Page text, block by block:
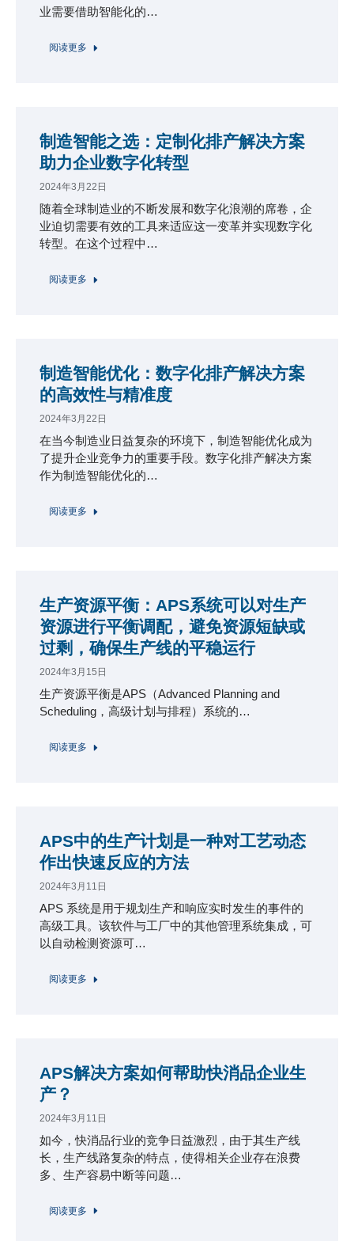
业需要借助智能化的…
阅读更多
制造智能之选：定制化排产解决方案
助力企业数字化转型
2024年3月22日
随着全球制造业的不断发展和数字化浪潮的席卷，企
业迫切需要有效的工具来适应这一变革并实现数字化
转型。在这个过程中…
阅读更多
制造智能优化：数字化排产解决方案
的高效性与精准度
2024年3月22日
在当今制造业日益复杂的环境下，制造智能优化成为
了提升企业竞争力的重要手段。数字化排产解决方案
作为制造智能优化的…
阅读更多
生产资源平衡：APS系统可以对生产
资源进行平衡调配，避免资源短缺或
过剩，确保生产线的平稳运行
2024年3月15日
生产资源平衡是APS（Advanced Planning and
Scheduling，高级计划与排程）系统的…
阅读更多
APS中的生产计划是一种对工艺动态
作出快速反应的方法
2024年3月11日
APS 系统是用于规划生产和响应实时发生的事件的
高级工具。该软件与工厂中的其他管理系统集成，可
以自动检测资源可…
阅读更多
APS解决方案如何帮助快消品企业生
产？
2024年3月11日
如今，快消品行业的竞争日益激烈，由于其生产线
长，生产线路复杂的特点，使得相关企业存在浪费
多、生产容易中断等问题…
阅读更多